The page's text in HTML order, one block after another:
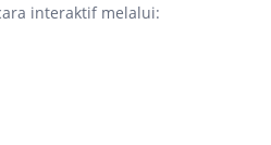
interaktif melalui: